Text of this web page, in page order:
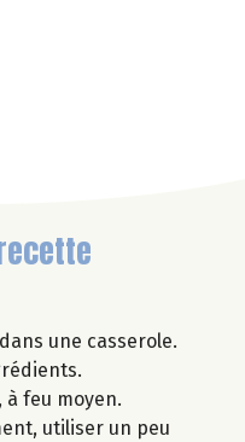
une casserole.
feu moyen.
utiliser un peu